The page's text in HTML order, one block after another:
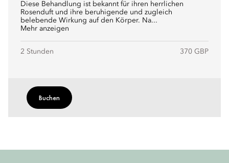
Diese Behandlung ist bekannt für ihren herrlichen
Rosenduft und ihre beruhigende und zugleich
belebende Wirkung auf den Körper. Na...
Mehr anzeigen
2 Stunden 370 GBP
Buchen